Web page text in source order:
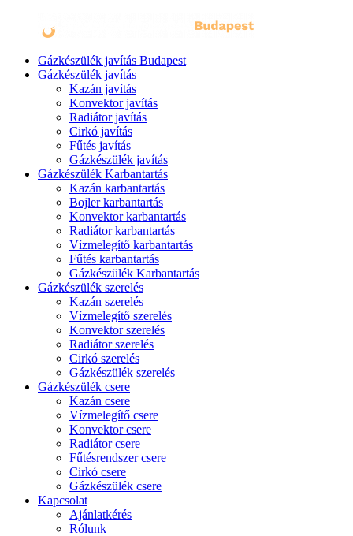
Gázkészülék javítás Budapest
Gázkészülék javítás
Kazán javítás
Konvektor javítás
Radiátor javítás
Cirkó javítás
Fűtés javítás
Gázkészülék javítás
Gázkészülék Karbantartás
Kazán karbantartás
Bojler karbantartás
Konvektor karbantartás
Radiátor karbantartás
Vízmelegítő karbantartás
Fűtés karbantartás
Gázkészülék Karbantartás
Gázkészülék szerelés
Kazán szerelés
Vízmelegítő szerelés
Konvektor szerelés
Radiátor szerelés
Cirkó szerelés
Gázkészülék szerelés
Gázkészülék csere
Kazán csere
Vízmelegítő csere
Konvektor csere
Radiátor csere
Fűtésrendszer csere
Cirkó csere
Gázkészülék csere
Kapcsolat
Ajánlatkérés
Rólunk